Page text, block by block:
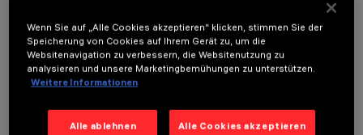
TECHNISCHE DATEN
LETZTES UPDATE: 05.08.2026
Miniaturisierte, lineare Einbauleuchte mit 5 optischen
Wenn Sie auf „Alle Cookies akzeptieren“ klicken, stimmen Sie der
Speicherung von Cookies auf Ihrem Gerät zu, um die
Websitenavigation zu verbessern, die Websitenutzung zu
analysieren und unsere Marketingbemühungen zu unterstützen.
Weitere Informationen
Alle ablehnen Alle Cookies akzeptieren